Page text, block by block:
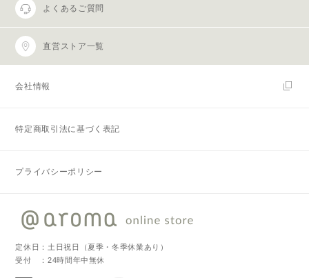
よくあるご質問
直営ストア一覧
会社情報
特定商取引法に基づく表記
プライバシーポリシー
定休日：土日祝日（夏季・冬季休業あり）
受付 ：24時間年中無休